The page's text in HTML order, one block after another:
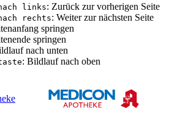
links: Zurück zur vorherigen Seite
rechts: Weiter zur nächsten Seite
springen
springen
nach unten
: Bildlauf nach oben